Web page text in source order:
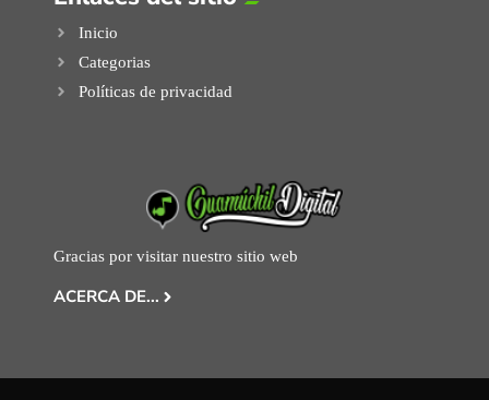
Inicio
Categorias
Políticas de privacidad
Gracias por visitar nuestro sitio web
ACERCA DE...